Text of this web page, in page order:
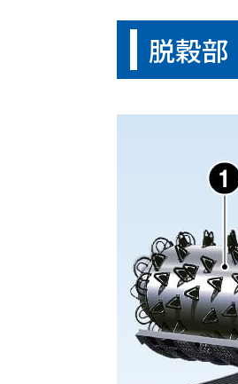
脱穀部